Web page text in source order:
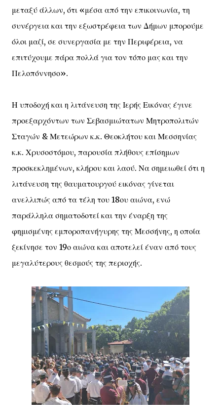
μεταξύ άλλων, ότι «μέσα από την επικοινωνία, τη
συνέργεια και την εξωστρέφεια των Δήμων μπορούμε
όλοι μαζί, σε συνεργασία με την Περιφέρεια, να
επιτύχουμε πάρα πολλά για τον τόπο μας και την
Πελοπόννησο».
Η υποδοχή και η λιτάνευση της Ιερής Εικόνας έγινε
προεξαρχόντων των Σεβασμιώτατων Μητροπολιτών
Σταγών & Μετεώρων κ.κ. Θεοκλήτου και Μεσσηνίας
κ.κ. Χρυσοστόμου, παρουσία πλήθους επίσημων
προσκεκλημένων, κλήρου και λαού. Να σημειωθεί ότι η
λιτάνευση της θαυματουργού εικόνας γίνεται
ανελλιπώς από τα τέλη του 18ου αιώνα, ενώ
παράλληλα σηματοδοτεί και την έναρξη της
φημισμένης εμποροπανήγυρης της Μεσσήνης, η οποία
ξεκίνησε τον 19ο αιώνα και αποτελεί έναν από τους
μεγαλύτερους θεσμούς της περιοχής.